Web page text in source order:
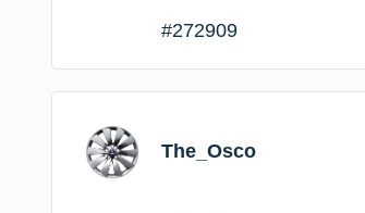
#272909
The_Osco